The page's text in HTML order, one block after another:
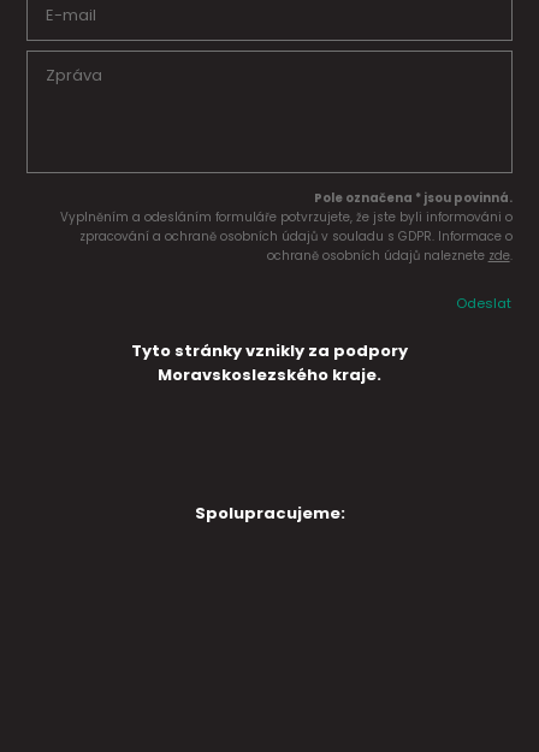
Pole označena * jsou povinná.
Vyplněním a odesláním formuláře potvrzujete, že jste byli informováni o
zpracování a ochraně osobních údajů v souladu s GDPR. Informace o
ochraně osobních údajů naleznete zde.
Odeslat
Tyto stránky vznikly za podpory
Moravskoslezského kraje.
Spolupracujeme: